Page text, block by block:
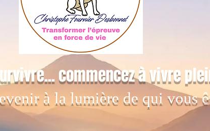
commencez à vivre
à la lumière de qui vous